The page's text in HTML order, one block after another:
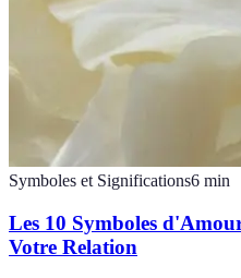
Symboles et Significations6 min
Les 10 Symboles
Votre Relation